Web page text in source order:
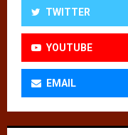
TWITTER
YOUTUBE
EMAIL